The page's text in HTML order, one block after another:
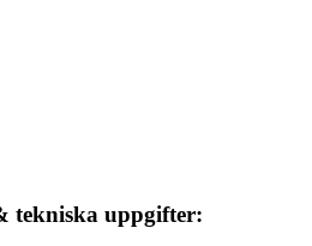
tekniska uppgifter: